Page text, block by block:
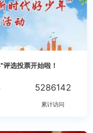
选投票开始啦！
5286142
累计访问